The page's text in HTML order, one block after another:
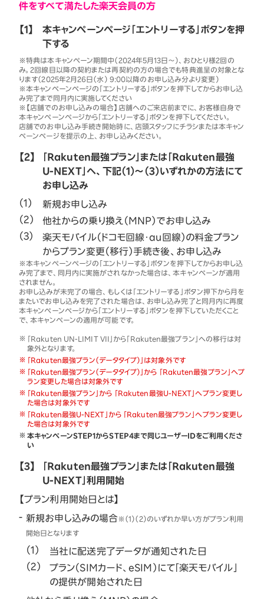
件をすべて満たした楽天会員の方
【1】
本キャンペーンページ「エントリーする」ボタンを押
下する
※特典は本キャンペーン期間中（2024年5月13日～）、おひとり様2回の
み。2回線目以降の契約または再契約の方の場合でも特典進呈の対象とな
ります（2025年2月26日（水） 9:00以降のお申し込み分より変更）
※本キャンペーンページの「エントリーする」ボタンを押下してからお申し込
み完了まで同月内に実施してください
※【店舗でのお申し込みの場合】店舗へのご来店前までに、お客様自身で
本キャンペーンページから「エントリーする」ボタンを押下してください。
店舗でのお申し込み手続き開始時に、店頭スタッフにチラシまたは本キャン
ペーンページを提示の上、お申し込みください。
【2】
「Rakuten最強プラン」または「Rakuten最強
U-NEXT」へ、下記（1）～（3）いずれかの方法にて
お申し込み
新規お申し込み
他社からの乗り換え（MNP）でお申し込み
楽天モバイル（ドコモ回線・au回線）の料金プラン
からプラン変更（移行）手続き後、お申し込み
※本キャンペーンページの「エントリーする」ボタンを押下してからお申し込
み完了まで、同月内に実施がされなかった場合は、本キャンペーンが適用
されません。
お申し込みが未完了の場合、もしくは「エントリーする」ボタン押下から月を
またいでお申し込みを完了された場合は、お申し込み完了と同月内に再度
本キャンペーンページから「エントリーする」ボタンを押下していただくこと
で、本キャンペーンの適用が可能です。
「Rakuten UN-LIMIT VII」から「Rakuten最強プラン」への移行は対
象外となります。
「Rakuten最強プラン（データタイプ）」は対象外です
「Rakuten最強プラン（データタイプ）」から 「Rakuten最強プラン」へプ
ラン変更した場合は対象外です
「Rakuten最強プラン」から 「Rakuten最強U-NEXT」へプラン変更し
た場合は対象外です
「Rakuten最強U-NEXT」から 「Rakuten最強プラン」へプラン変更し
た場合は対象外です
本キャンペーンSTEP1からSTEP4まで同じユーザーIDをご利用くださ
い
【3】
「Rakuten最強プラン」または「Rakuten最強
U-NEXT」利用開始
【プラン利用開始日とは】
新規お申し込みの場合 ※（1）（2）のいずれか早い方がプラン利用
開始日となります
当社に配送完了データが通知された日
プラン（SIMカード、eSIM）にて「楽天モバイル」
の提供が開始された日